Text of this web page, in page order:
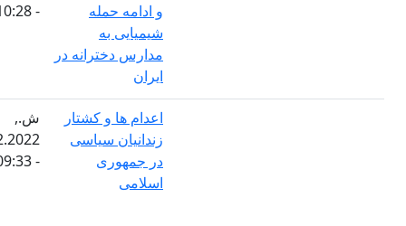
و ادامه حمله
شیمیایی به
مدارس دخترانه در
اعدام ها و کشتار
زندانیان سیاسی
در جمهوری
اسلامی
ش.,
17.12.2022